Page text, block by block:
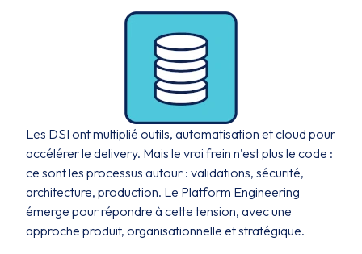
Les DSI ont multiplié outils, automatisation et cloud pour
accélérer le delivery. Mais le vrai frein n’est plus le code :
ce sont les processus autour : validations, sécurité,
architecture, production. Le Platform Engineering
émerge pour répondre à cette tension, avec une
approche produit, organisationnelle et stratégique.